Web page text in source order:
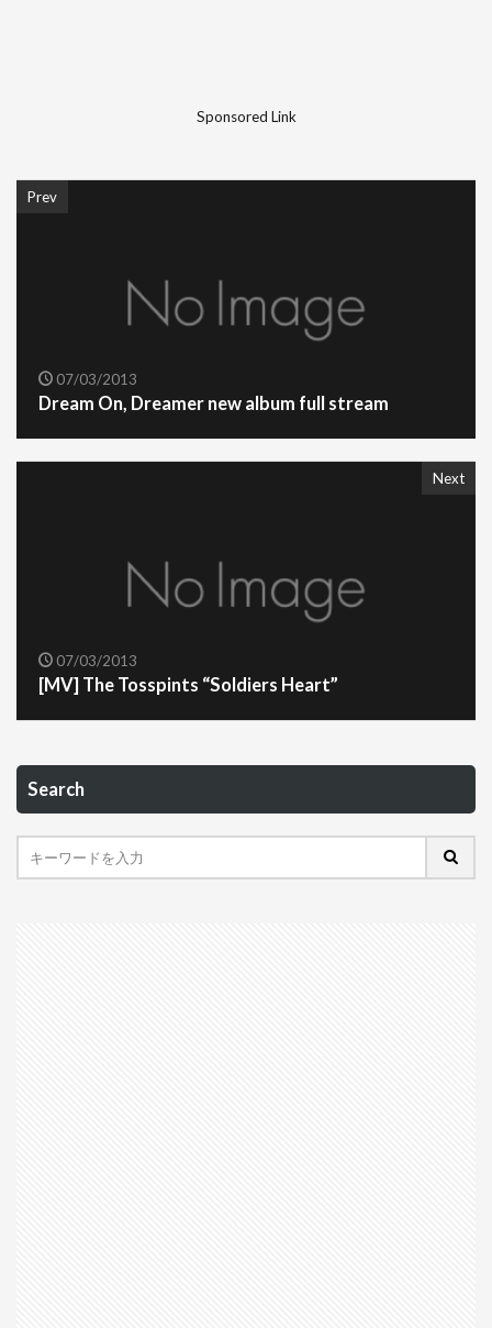
Sponsored Link
Prev
07/03/2013
Dream On, Dreamer new album full stream
Next
07/03/2013
[MV] The Tosspints “Soldiers Heart”
Search